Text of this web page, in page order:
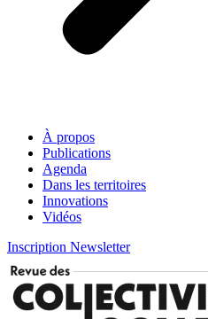
À propos
Publications
Agenda
Dans les territoires
Innovations
Vidéos
Inscription Newsletter